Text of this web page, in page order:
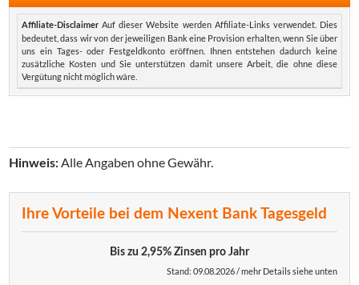
Affiliate-Disclaimer Auf dieser Website werden Affiliate-Links verwendet. Dies
bedeutet, dass wir von der jeweiligen Bank eine Provision erhalten, wenn Sie über
uns ein Tages- oder Festgeldkonto eröffnen. Ihnen entstehen dadurch keine
zusätzliche Kosten und Sie unterstützen damit unsere Arbeit, die ohne diese
Vergütung nicht möglich wäre.
Hinweis: Alle Angaben ohne Gewähr.
Ihre Vorteile bei dem Nexent Bank Tagesgeld
Bis zu 2,95% Zinsen pro Jahr
Stand: 09.08.2026 / mehr Details siehe unten